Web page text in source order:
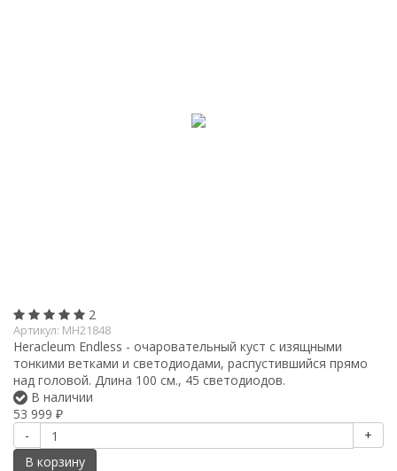
2
Артикул: MH21848
Heracleum Endless - очаровательный куст с изящными
тонкими ветками и светодиодами, распустившийся прямо
над головой. Длина 100 см., 45 светодиодов.
В наличии
53 999 ₽
-
+
В корзину